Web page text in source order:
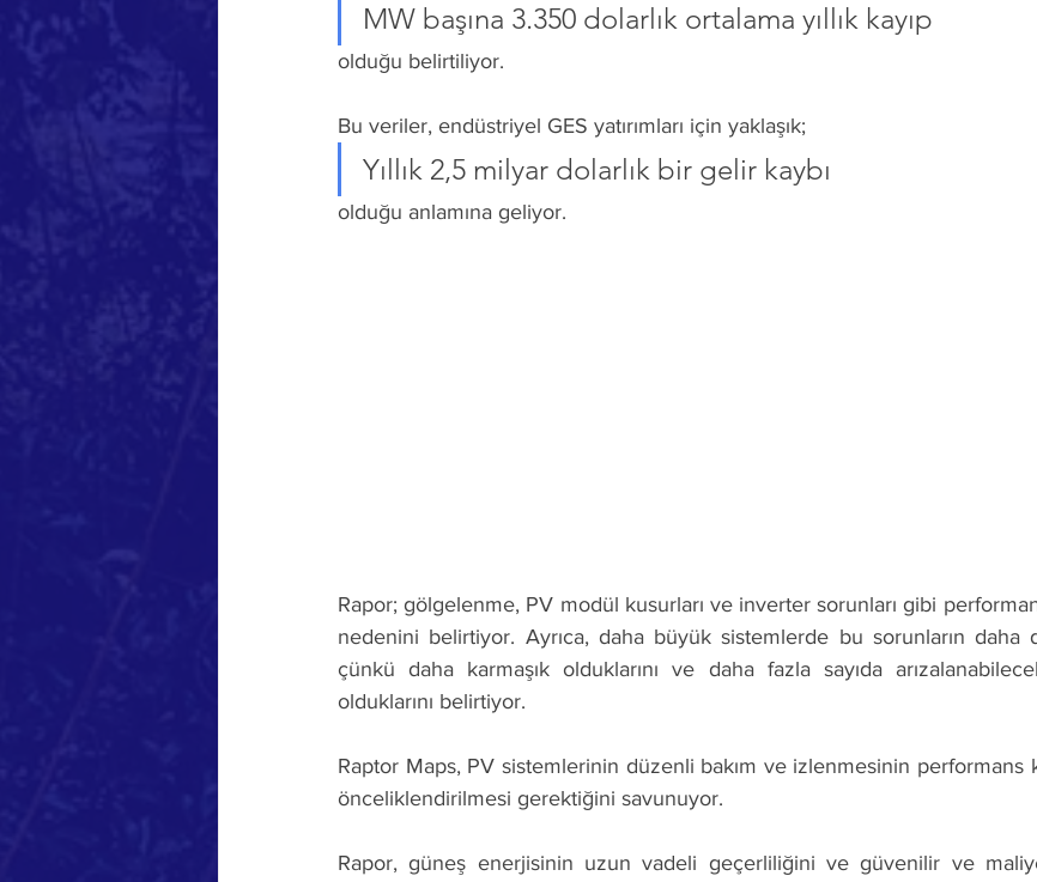
MW başına 3.350 dolarlık ortalama yıllık kayıp
olduğu belirtiliyor.
Bu veriler, endüstriyel GES yatırımları için yaklaşık;
Yıllık 2,5 milyar dolarlık bir gelir kaybı
olduğu anlamına geliyor.
Rapor; gölgelenme, PV modül kusurları ve inverter sorunları gibi
nedenini belirtiyor. Ayrıca, daha büyük sistemlerde bu sorunların daha
çünkü daha karmaşık olduklarını ve daha fazla sayıda
olduklarını belirtiyor.
Raptor Maps, PV sistemlerinin düzenli bakım ve izlenmesinin performans
önceliklendirilmesi gerektiğini savunuyor.
Rapor, güneş enerjisinin uzun vadeli geçerliliğini ve güvenilir ve